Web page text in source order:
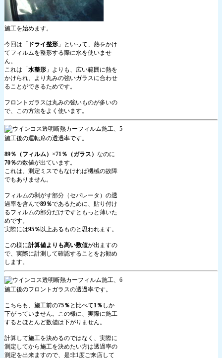
施工を始めます。
今回は「 ドライ整形 」といって、熱をかけ
てフィルムを整形する際に水を使いませ
ん。
これは「水整形 」よりも、広い範囲に熱を
かけられ、より丸みの強いガラスに合わせ
ることができるためです。
フロントガラスは丸みの強いものが多いの
で、この方法をよく使います。
施工後の運転席の透過率です。
89％（フィルム） ×71％（ガラス） なのに
70％の数値が出ています。
これは、測定ミスでもなければ機械の故障
でもありません。
フィルムの剥がす部分（セパレータ）の透
過率を含んで89％であるために、貼り付け
るフィルムの部分だけですともっと薄いた
めです。
実際には95％以上あるものと思われます。
この様に計算値よりも高い数値が出ますの
で、実際に計測して確認することをお勧め
します。
施工後のフロントガラスの透過率です。
こちらも、施工前の75％ と比べて1％ しか
下がっていません。この様に、実際に施工
するとほとんど数値は下がりません。
計算して施工を決めるのではなく、実際に
測定してから施工を決めたい方は透過率の
測定を出来ますので、是非1度ご来店して